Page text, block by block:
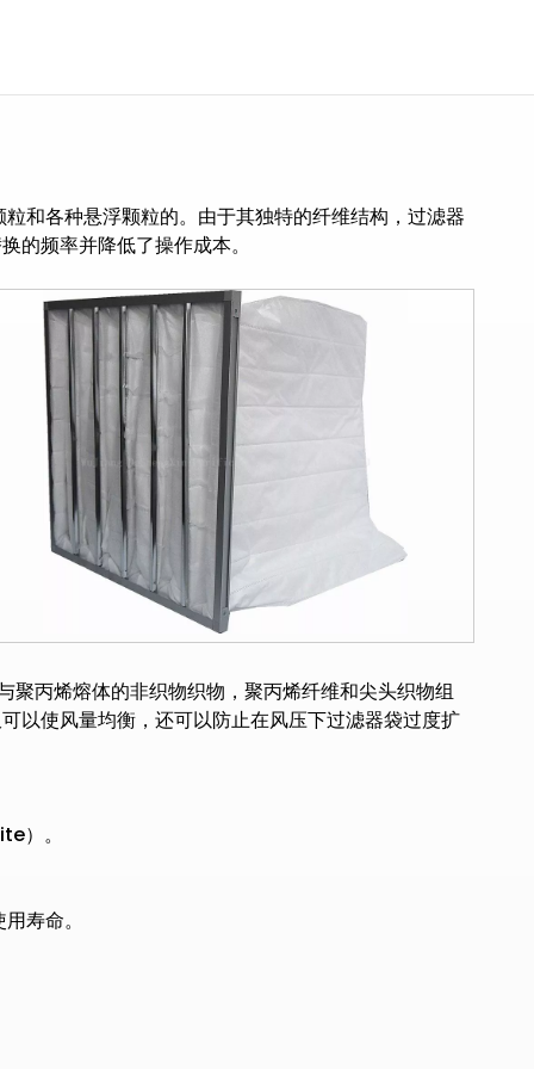
和各种悬浮颗粒的。由于其独特的纤维结构，过滤器
的频率并降低了操作成本。
聚丙烯熔体的非织物织物，聚丙烯纤维和尖头织物组
以使风量均衡，还可以防止在风压下过滤器袋过度扩
）。
寿命。